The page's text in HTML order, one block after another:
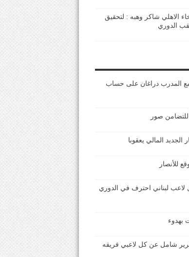
الاهلي شاكر وهبه : لتحقيق
الدوري
المدرب دراغان على حساب
صور
المالي يعقوبا
للأنصار
لبناني احترف في الدوري
بهدوء
شامل عن كل لاعبي فريقه